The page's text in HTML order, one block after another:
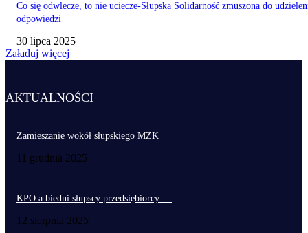
Co się odwlecze, to nie uciecze-Słupska Solidarność zmuszona do
odpowiedzi
30 lipca 2025
Załaduj więcej
AKTUALNOŚCI
Zamieszanie wokół słupskiego MZK
11 grudnia 2025
KPO a biedni słupscy przedsiębiorcy….
12 sierpnia 2025